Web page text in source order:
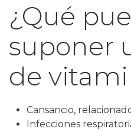
¿Qué
suponer
de
Cansancio,
Infecciones